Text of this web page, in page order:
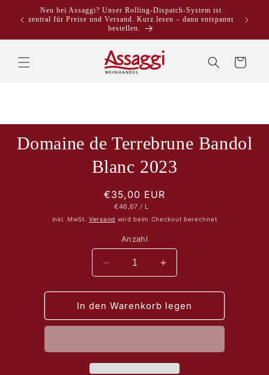
Inhalt
Neu bei Assaggi? Unser Rolling-Dispatch-System ist
zentral für Preise und Versand. Kurz lesen – dann entspannt
bestellen.
Warenkorb
Domaine de Terrebrune Bandol
Blanc 2023
Normaler
Preis
€35,00 EUR
STÜCKPREIS
€46,67 / PRO
L
inkl. MwSt.Versand wird beim Checkout berechnet
Anzahl
Verringere
die
Menge
für
Domaine
Bandol
Erhöhe
die
Menge
für
Domaine
Bandol
Blanc
In den Warenkorb legen